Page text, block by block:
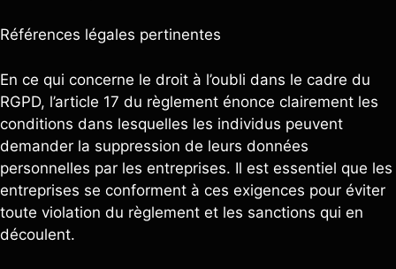
Références légales pertinentes
En ce qui concerne le droit à l’oubli dans le cadre du
RGPD, l’article 17 du règlement énonce clairement les
conditions dans lesquelles les individus peuvent
demander la suppression de leurs données
personnelles par les entreprises. Il est essentiel que les
entreprises se conforment à ces exigences pour éviter
toute violation du règlement et les sanctions qui en
découlent.